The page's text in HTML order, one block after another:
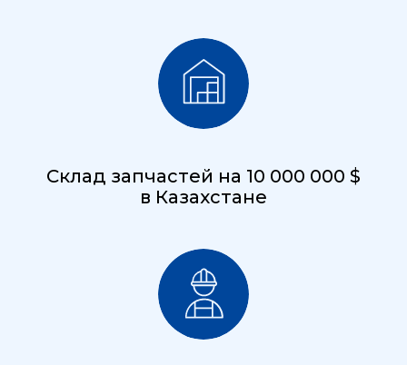
Склад запчастей на 10 000 000 $
в Казахстане